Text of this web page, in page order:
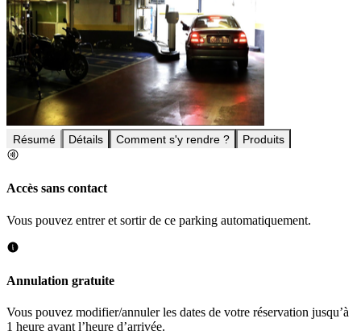
Résumé Détails Comment s'y rendre ? Produits
Accès sans contact
Vous pouvez entrer et sortir de ce parking automatiquement.
Annulation gratuite
Vous pouvez modifier/annuler les dates de votre réservation jusqu’à
1 heure avant l’heure d’arrivée.